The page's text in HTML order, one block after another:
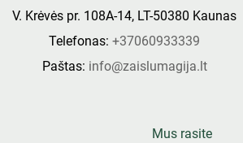
V. Krėvės pr. 108A-14, LT-50380 Kaunas
Telefonas: +37060933339
Paštas: info@zaislumagija.lt
Mus rasite